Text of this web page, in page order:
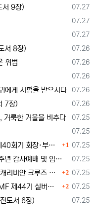
등록일
07.27
서 9장)
등록일
07.27
등록일
07.27
등록일
07.26
서 8장)
등록일
07.26
위법
등록일
07.26
등록일
07.26
에게 시험을 받으시다
등록일
07.26
7장)
등록일
07.25
거룩한 거울을 비추다
등록일
07.25
등록일
07.25
뉴저지교협 선관위, 제40회기 회장·부회장 등록 및 추천 절차 공고… 선관위 구성 적정성 논란도 제기
댓글
1
등록일
07.25
섬기는교회, 설립 20주년 감사예배 및 임직식 --- "이제 더 힘차게 창공을 날자"
등록일
07.25
PMC 온유회, 2027 캐리비안 크루즈 전도여행 참가자 모집
댓글
2
등록일
07.25
뉴저지실버선교회, SMF 제44기 실버미션스쿨 수강생 모집
댓글
2
등록일
07.25
도서 6장)